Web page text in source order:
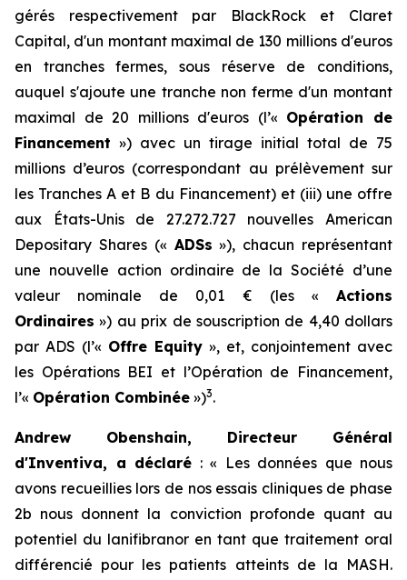
gérés respectivement par BlackRock et Claret
Capital, d'un montant maximal de 130 millions d'euros
en tranches fermes, sous réserve de conditions,
auquel s'ajoute une tranche non ferme d'un montant
maximal de 20 millions d'euros (l’« Opération de
Financement ») avec un tirage initial total de 75
millions d’euros (correspondant au prélèvement sur
les Tranches A et B du Financement) et (iii) une offre
aux États-Unis de 27.272.727 nouvelles American
Depositary Shares(« ADSs »), chacun représentant
une nouvelle action ordinaire de la Société d’une
valeur nominale de 0,01 € (les « Actions
Ordinaires ») au prix de souscription de 4,40 dollars
par ADS (l’« Offre Equity », et, conjointement avec
les Opérations BEI et l’Opération de Financement,
l’« Opération Combinée »)3.
Andrew Obenshain, Directeur Général
d'Inventiva, a déclaré : « Les données que nous
avons recueillies lors de nos essais cliniques de phase
2b nous donnent la conviction profonde quant au
potentiel du lanifibranor en tant que traitement oral
différencié pour les patients atteints de la MASH.